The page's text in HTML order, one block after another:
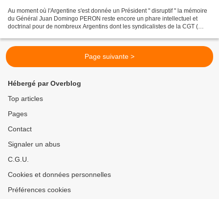
Au moment où l'Argentine s'est donnée un Président " disruptif " la mémoire
du Général Juan Domingo PERON reste encore un phare intellectuel et
doctrinal pour de nombreux Argentins dont les syndicalistes de la CGT (
Page suivante >
Hébergé par Overblog
Top articles
Pages
Contact
Signaler un abus
C.G.U.
Cookies et données personnelles
Préférences cookies